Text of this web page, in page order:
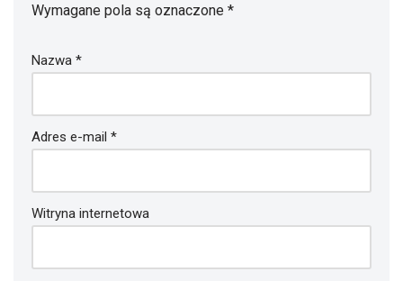
Wymagane pola są oznaczone *
Nazwa *
Adres e-mail *
Witryna internetowa